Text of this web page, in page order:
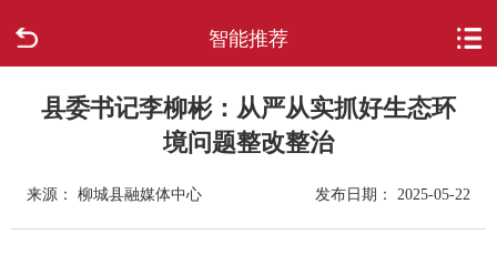
智能推荐
走进柳城
政府信息公开
县委书记李柳彬：从严从实抓好生态环
境问题整改整治
来源： 柳城县融媒体中心 发布日期： 2025-05-22